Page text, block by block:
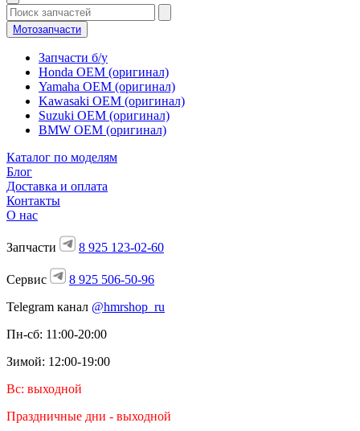
Мотозапчасти
Запчасти б/у
Honda OEM (оригинал)
Yamaha OEM (оригинал)
Kawasaki OEM (оригинал)
Suzuki OEM (оригинал)
BMW OEM (оригинал)
Каталог по моделям
Блог
Доставка и оплата
Контакты
О нас
Запчасти 8 925 123-02-60
Сервис
8 925 506-50-96
Telegram канал @hmrshop_ru
Пн-сб: 11:00-20:00
Зимой: 12:00-19:00
Вс: выходной
Праздничные дни - выходной